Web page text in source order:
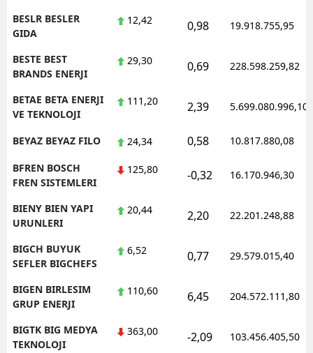
BESLR BESLER
GIDA
12,42 0,98 19.918.755,95
BESTE BEST
BRANDS ENERJI
29,30 0,69 228.598.259,82
BETAE BETA ENERJI
VE TEKNOLOJI
111,20 2,39 5.699.080.996,10
BEYAZ BEYAZ FILO 24,34 0,58 10.817.880,08
BFREN BOSCH
FREN SISTEMLERI
125,80 -0,32 16.170.946,30
BIENY BIEN YAPI
URUNLERI
20,44 2,20 22.201.248,88
BIGCH BUYUK
SEFLER BIGCHEFS
6,52 0,77 29.579.015,40
BIGEN BIRLESIM
GRUP ENERJI
110,60 6,45 204.572.111,80
BIGTK BIG MEDYA
TEKNOLOJI
363,00 -2,09 103.456.405,50